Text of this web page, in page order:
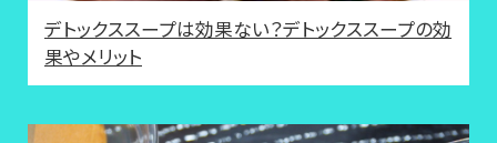
デトックススープは効果ない？デトックススープの効
果やメリット